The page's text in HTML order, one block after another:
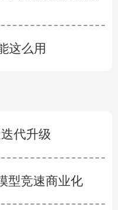
这么用
代升级
型竞速商业化